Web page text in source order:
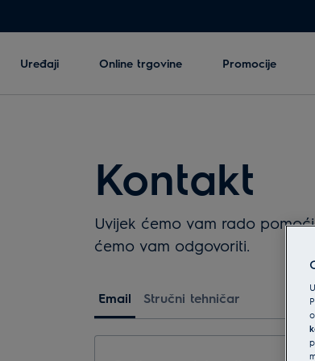
Uređaji Online trgovine Promocije
Kontakt
Uvijek ćemo vam rado
ćemo vam odgovoriti.
Email Stručni tehničar